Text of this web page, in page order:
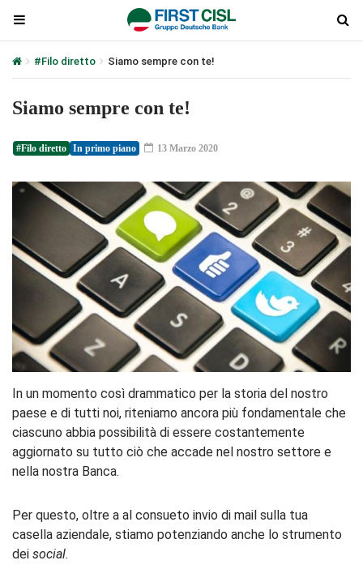
#Filo diretto Siamo sempre con te!
Siamo sempre con te!
#Filo diretto In primo piano 13 Marzo 2020
In un momento così drammatico per la storia del nostro
paese e di tutti noi, riteniamo ancora più fondamentale che
ciascuno abbia possibilità di essere costantemente
aggiornato su tutto ciò che accade nel nostro settore e
nella nostra Banca.
Per questo, oltre a al consueto invio di mail sulla tua
casella aziendale, stiamo potenziando anche lo strumento
dei social.